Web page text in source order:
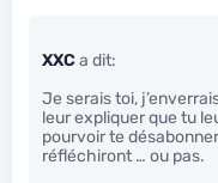
XXC a dit:
Je serais toi,
leur expliquer que tu
pourvoir te
réfléchiront … ou pas.